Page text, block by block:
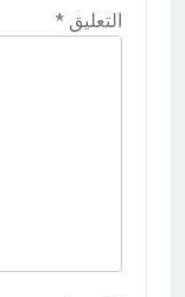
التعليق *